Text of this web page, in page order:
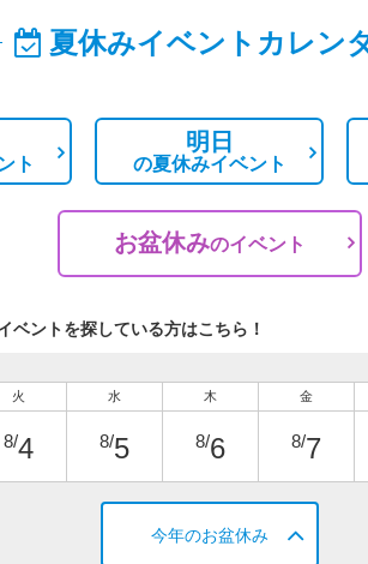
夏休みイベントカレン
ト
明日
の夏休みイベント
お盆休みのイベント
ベントを探している方はこちら！
火
8/4
水
8/5
木
8/6
金
8/7
今年のお盆休み